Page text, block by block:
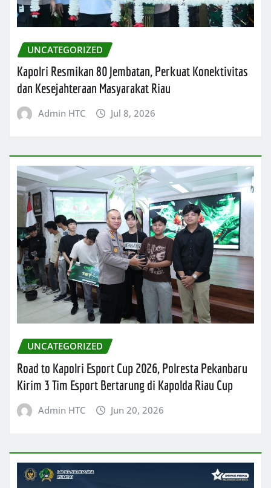
UNCATEGORIZED
Kapolri Resmikan 80 Jembatan, Perkuat Konektivitas
dan Kesejahteraan Masyarakat Riau
Admin HTC Jul 8, 2026
UNCATEGORIZED
Road to Kapolri Esport Cup 2026, Polresta Pekanbaru
Kirim 3 Tim Esport Bertarung di Kapolda Riau Cup
Admin HTC Jun 20, 2026